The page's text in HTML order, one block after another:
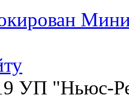
УП "Ньюс-